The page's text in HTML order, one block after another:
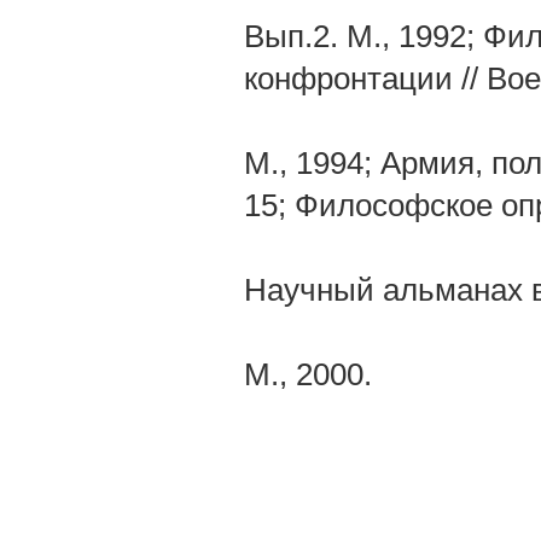
Вып.2. М., 1992;
конфронтации //
М., 1994; Армия,
15; Философское
Научный альманах
М., 2000.